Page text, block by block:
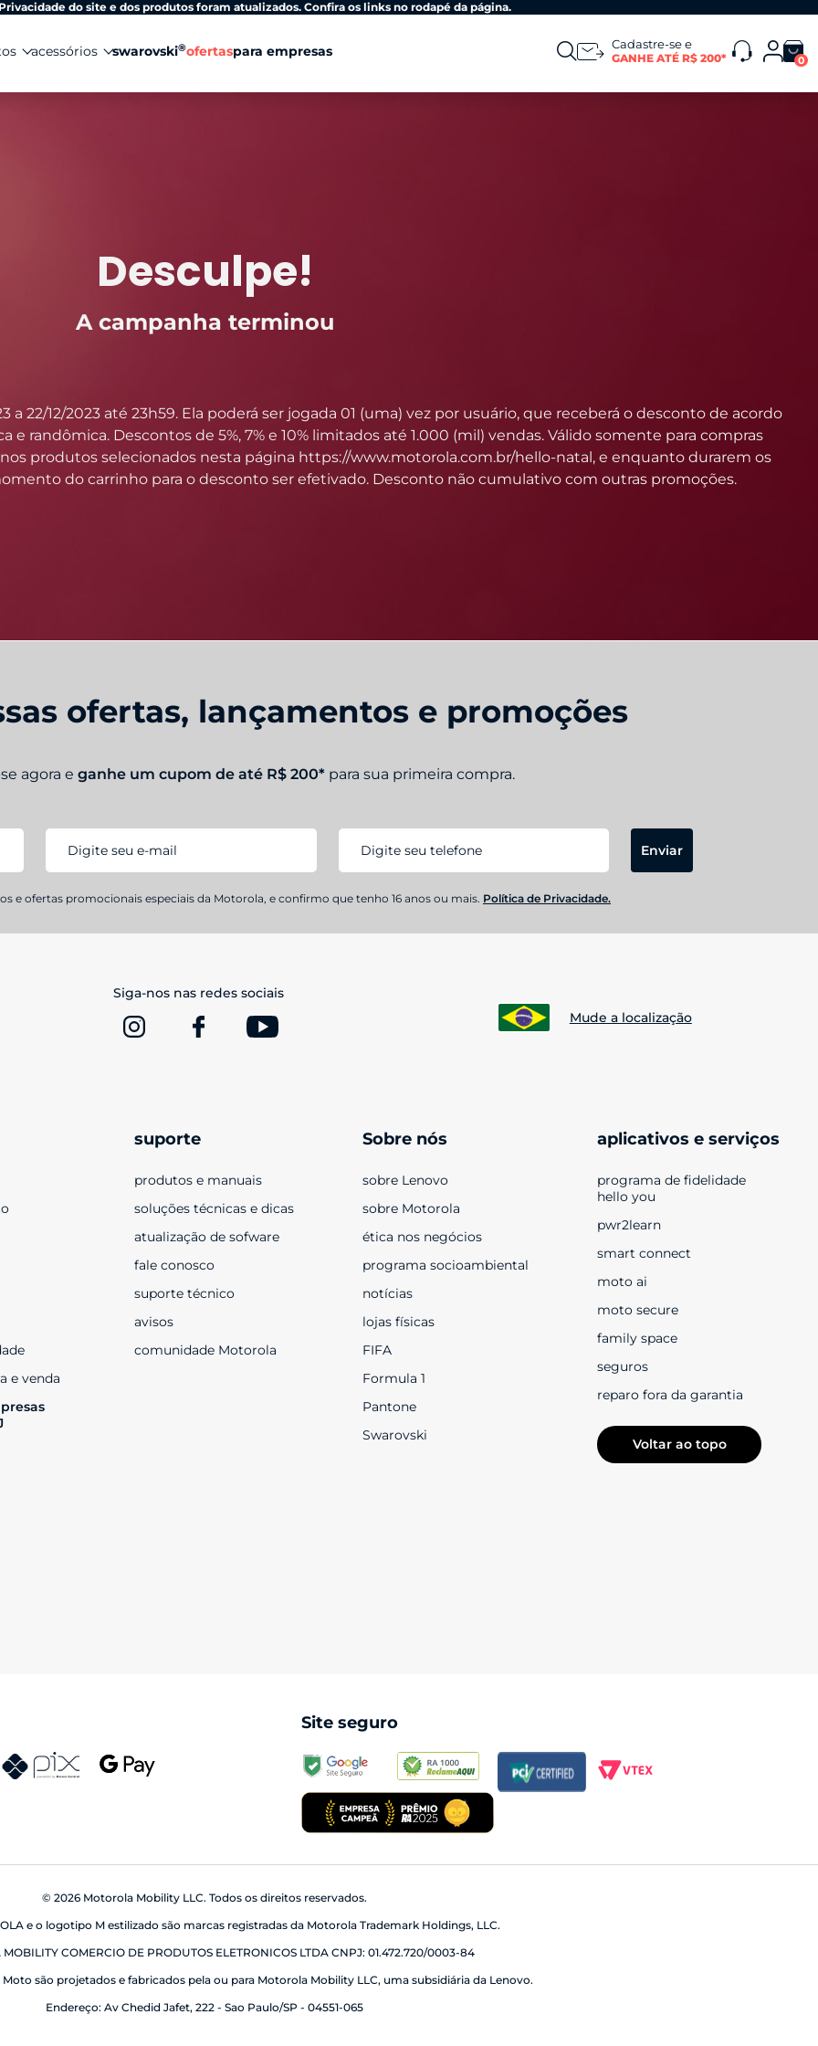
do site e dos produtos foram atualizados. Confira os links no rodapé da página.
acessórios swarovski®ofertaspara empresas Cadastre-se e
GANHE ATÉ R$ 200* 0
ofertas, lançamentos e promoções
agora e ganhe um cupom de até R$ 200* para sua primeira compra.
Enviar
e ofertas promocionais especiais da Motorola, e confirmo que tenho 16 anos ou mais. Política de Privacidade.
Siga-nos nas redes sociais
Mude a localização
e venda
suporte
produtos e manuais
soluções técnicas e dicas
atualização de sofware
fale conosco
suporte técnico
avisos
comunidade Motorola
Sobre nós
sobre Lenovo
sobre Motorola
ética nos negócios
programa socioambiental
notícias
lojas físicas
FIFA
Formula 1
Pantone
Swarovski
aplicativos e serviços
programa de fidelidade
hello you
pwr2learn
smart connect
moto ai
moto secure
family space
seguros
reparo fora da garantia
Voltar ao topo
Site seguro
© 2026 Motorola Mobility LLC. Todos os direitos reservados.
e o logotipo M estilizado são marcas registradas da Motorola Trademark Holdings, LLC.
MOBILITY COMERCIO DE PRODUTOS ELETRONICOS LTDA CNPJ: 01.472.720/0003-84
são projetados e fabricados pela ou para Motorola Mobility LLC, uma subsidiária da Lenovo.
Endereço: Av Chedid Jafet, 222 - Sao Paulo/SP - 04551-065